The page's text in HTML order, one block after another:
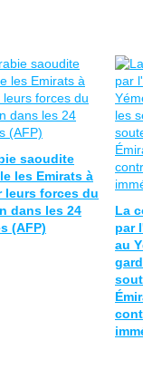
saoudite
les Emirats à
leurs forces du
dans les 24
(AFP)
La
par
au